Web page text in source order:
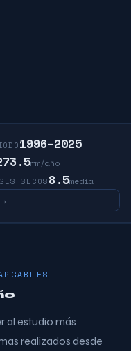
1996–2025
mm/año
SECOS8.5media
al estudio más
realizados desde